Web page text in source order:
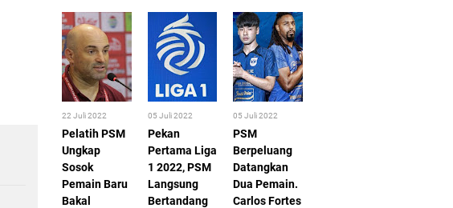
22 Juli 2022
Pelatih PSM
Ungkap
Sosok
Pemain Baru
Bakal
05 Juli 2022
Pekan
Pertama Liga
1 2022, PSM
Langsung
Bertandang
05 Juli 2022
PSM
Berpeluang
Datangkan
Dua Pemain.
Carlos Fortes